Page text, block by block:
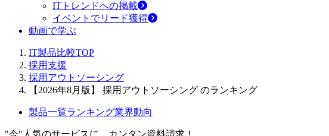
ITトレンドへの掲載
イベントでリード獲得
動画で学ぶ
IT製品比較TOP
採用支援
採用アウトソーシング
【2026年8月版】 採用アウトソーシング のランキング
製品一覧ランキング業界動向
"今"人気のサービスに、カンタン資料請求！